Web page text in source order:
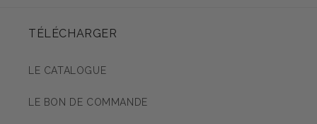
TÉLÉCHARGER
LE CATALOGUE
LE BON DE COMMANDE